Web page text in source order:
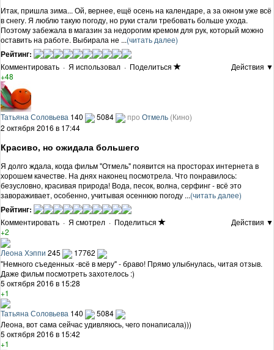
Итак, пришла зима... Ой, вернее, ещё осень на календаре, а за окном уже всё
в снегу. Я люблю такую погоду, но руки стали требовать больше ухода.
Поэтому забежала в магазин за недорогим кремом для рук, который можно
оставить на работе. Выбирала не ...(читать далее)
Рейтинг:
Комментировать · Я использовал · Поделиться
Действия ▼
+48
Татьяна Соловьева 140 5084 про Отмель (Кино)
2 октября 2016 в 17:44
Красиво, но ожидала большего
Я долго ждала, когда фильм "Отмель" появится на просторах интернета в
хорошем качестве. На днях наконец посмотрела. Что понравилось:
безусловно, красивая природа! Вода, песок, волна, серфинг - всё это
завораживает, особенно, учитывая осеннюю погоду ...(читать далее)
Рейтинг:
Комментировать · Я смотрел · Поделиться
Действия ▼
+2
Леона Хэппи 245
17762
"Немного съеденных -всё в меру" - браво! Прямо улыбнулась, читая отзыв.
Даже фильм посмотреть захотелось :)
5 октября 2016 в 15:28
+1
Татьяна Соловьева 140
5084
Леона, вот сама сейчас удивляюсь, чего понаписала)))
5 октября 2016 в 15:42
+1